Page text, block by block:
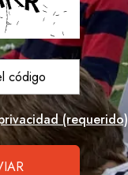
(requerido)